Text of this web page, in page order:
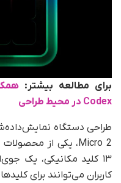
برای مطالعه بیشتر:
Codex در محیط طراحی
۱۳ کلید مکانیکی، یک
کاربران می‌توانند برای